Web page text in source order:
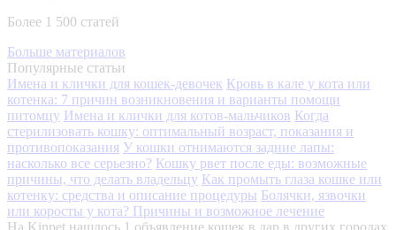
Более 1 500 статей
Больше материалов
Популярные статьи
Имена и клички для кошек-девочек Кровь в кале у кота или
котенка: 7 причин возникновения и варианты помощи
питомцу Имена и клички для котов-мальчиков Когда
стерилизовать кошку: оптимальный возраст, показания и
противопоказания У кошки отнимаются задние лапы:
насколько все серьезно? Кошку рвет после еды: возможные
причины, что делать владельцу Как промыть глаза кошке или
котенку: средства и описание процедуры Болячки, язвочки
или коросты у кота? Причины и возможное лечение
На Kinpet нашлось 1 объявление кошек в дар в других городах